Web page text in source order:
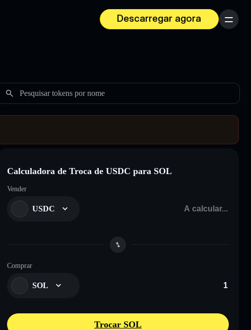
Descarregar agora
Menu
Pesquisar tokens por nome
Calculadora de Troca de USDC para SOL
Vender
USDC
Comprar
SOL
Trocar SOL